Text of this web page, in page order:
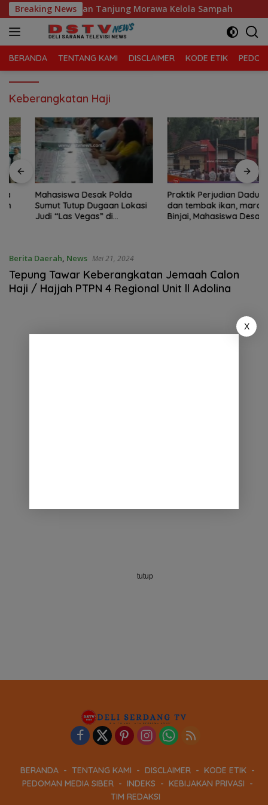
Langsung
ke
konten
Breaking News
Sari, Kecamatan Tanjung Morawa Kelola Sampah
BERANDA TENTANG KAMI DISCLAIMER KODE ETIK
Keberangkatan Haji
Mahasiswa Desak Polda
Sumut Tutup Dugaan Lokasi
Judi “Las Vegas” di
Praktik Perjudian Dadu putar
dan tembak ikan, marak di
Binjai, Mahasiswa Desak
Berita Daerah, News Mei 21, 2024
Tepung Tawar Keberangkatan Jemaah Calon
Haji / Hajjah PTPN 4 Regional Unit ll Adolina
BERANDA TENTANG KAMI DISCLAIMER
KODE ETIK
PEDOMAN MEDIA SIBER
INDEKS
KEBIJAKAN PRIVASI
TIM REDAKSI
tutup
X